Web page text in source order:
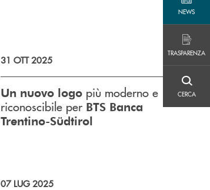
NEWS
TRASPARENZA
CERCA
CERCA
31 OTT 2025
Un nuovo logo più moderno e
riconoscibile per BTS Banca
Trentino-Südtirol
07 LUG 2025